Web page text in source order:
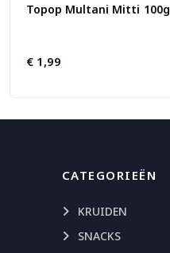
Topop Multani Mitti 100g
€1,99
CATEGORIEËN
KRUIDEN
SNACKS